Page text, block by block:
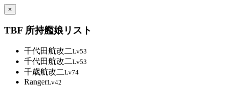
×
TBF 所持艦娘リスト
千代田航改二Lv53
千代田航改二Lv53
千歳航改二Lv74
RangerLv42